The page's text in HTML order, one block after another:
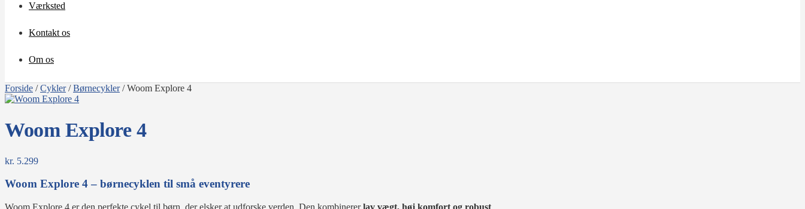
Værksted
Kontakt os
Om os
Forside /Cykler/Børnecykler/Woom Explore 4
Woom Explore 4
kr. 5.299
Woom Explore 4 – børnecyklen til små eventyrere
Woom Explore 4 er den perfekte cykel til børn, der elsker at udforske verden. Den kombinererlav vægt, høj komfort og robust